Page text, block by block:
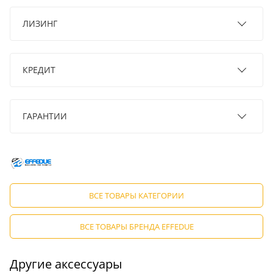
ЛИЗИНГ
КРЕДИТ
ГАРАНТИИ
ВСЕ ТОВАРЫ КАТЕГОРИИ
ВСЕ ТОВАРЫ БРЕНДА EFFEDUE
Другие аксессуары